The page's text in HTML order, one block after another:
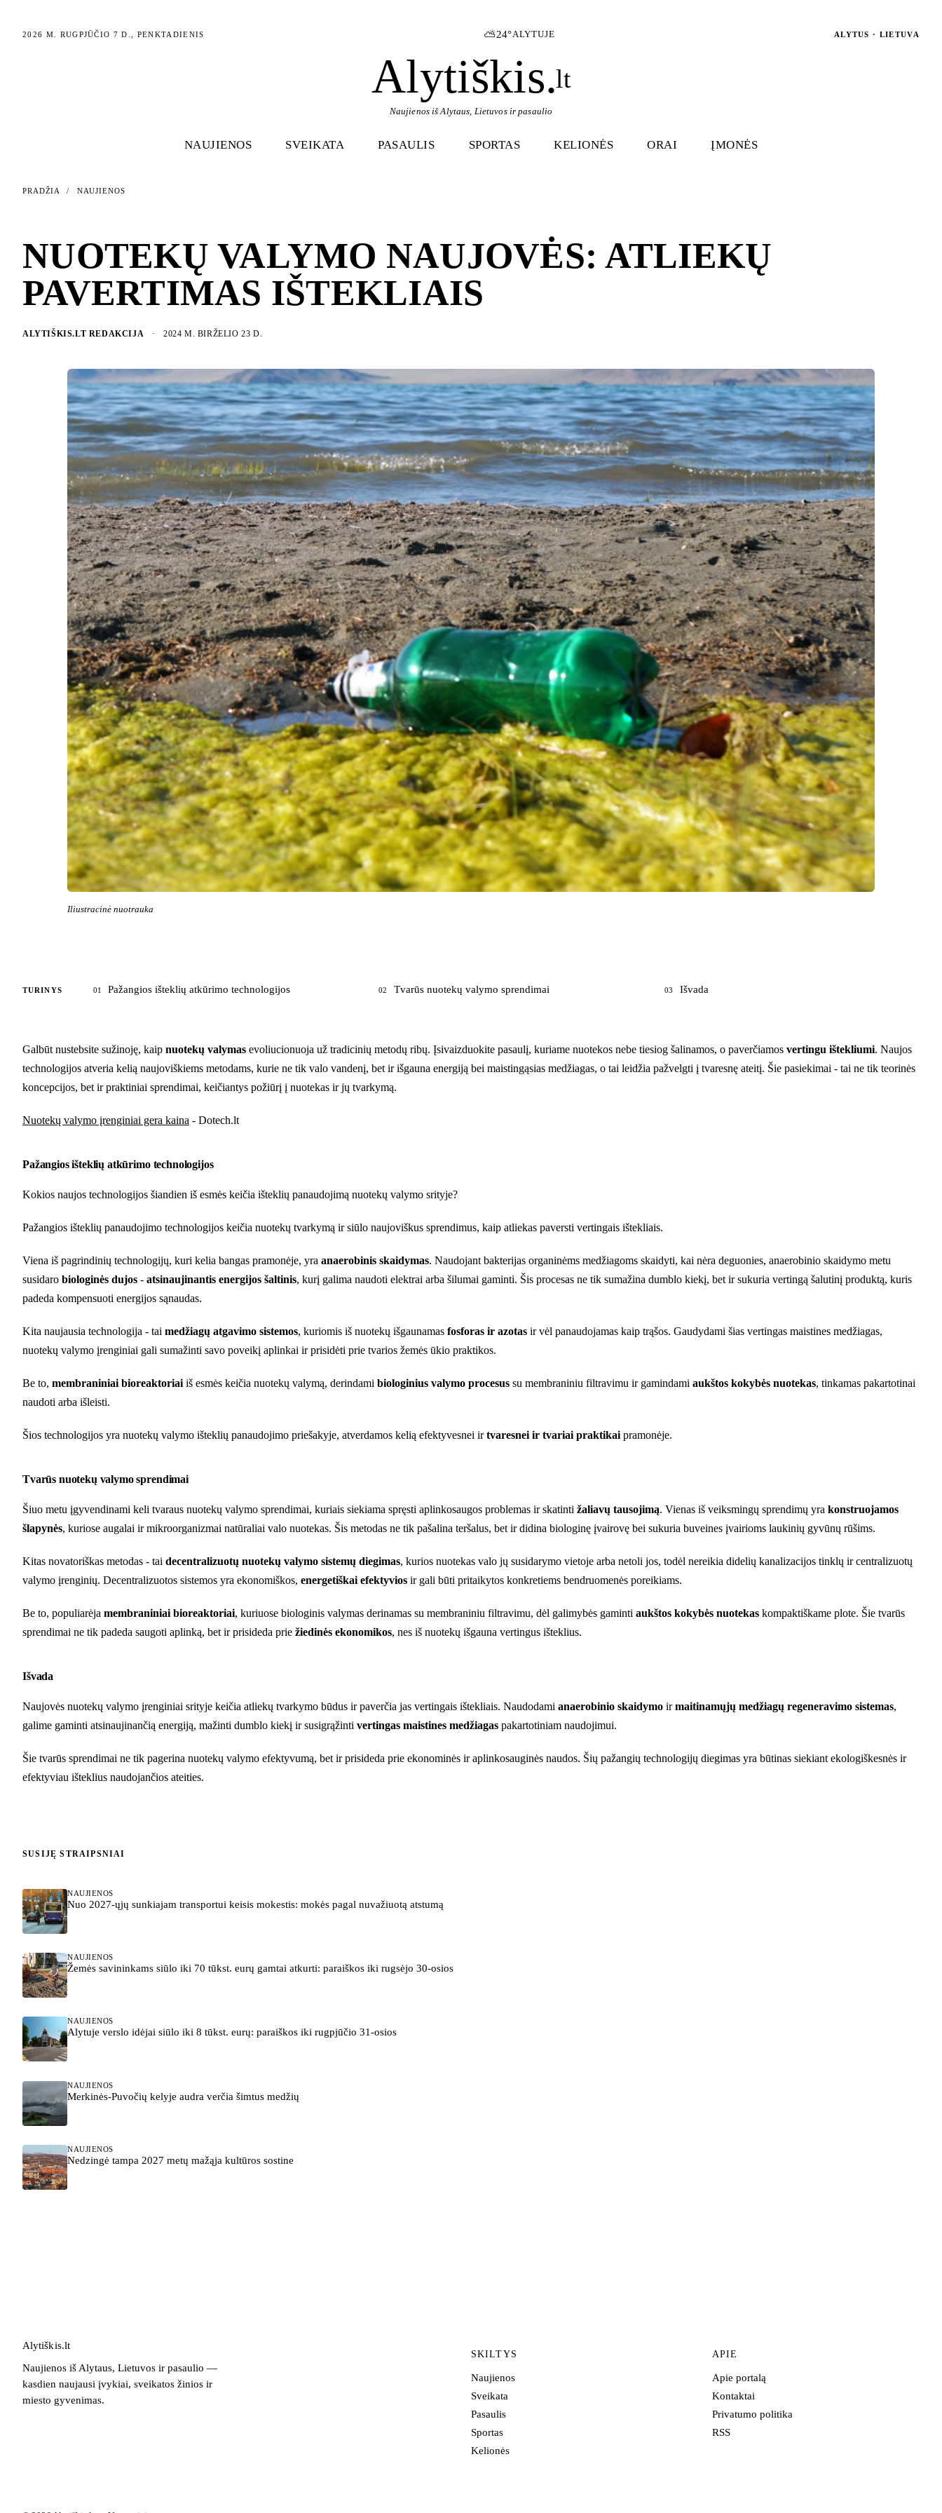
2026 M. RUGPJŪČIO 7 D., PENKTADIENIS ⛅24°ALYTUJE ALYTUS · LIETUVA
Alytiškis.lt
Naujienos iš Alytaus, Lietuvos ir pasaulio
NAUJIENOS SVEIKATA PASAULIS SPORTAS KELIONĖS ORAI ĮMONĖS
PRADŽIA / NAUJIENOS
NUOTEKŲ VALYMO NAUJOVĖS: ATLIEKŲ
PAVERTIMAS IŠTEKLIAIS
ALYTIŠKIS.LT REDAKCIJA · 2024 M. BIRŽELIO 23 D.
Iliustracinė nuotrauka
TURINYS 01 Pažangios išteklių atkūrimo technologijos 02 Tvarūs nuotekų valymo sprendimai 03 Išvada
Galbūt nustebsite sužinoję, kaip nuotekų valymas evoliucionuoja už tradicinių metodų ribų. Įsivaizduokite pasaulį, kuriame nuotekos nebe tiesiog šalinamos, o paverčiamos vertingu ištekliumi. Naujos
technologijos atveria kelią naujoviškiems metodams, kurie ne tik valo vandenį, bet ir išgauna energiją bei maistingąsias medžiagas, o tai leidžia pažvelgti į tvaresnę ateitį. Šie pasiekimai - tai ne tik teorinės
koncepcijos, bet ir praktiniai sprendimai, keičiantys požiūrį į nuotekas ir jų tvarkymą.
Nuotekų valymo įrenginiai gera kaina - Dotech.lt
Pažangios išteklių atkūrimo technologijos
Kokios naujos technologijos šiandien iš esmės keičia išteklių panaudojimą nuotekų valymo srityje?
Pažangios išteklių panaudojimo technologijos keičia nuotekų tvarkymą ir siūlo naujoviškus sprendimus, kaip atliekas paversti vertingais ištekliais.
Viena iš pagrindinių technologijų, kuri kelia bangas pramonėje, yra anaerobinis skaidymas. Naudojant bakterijas organinėms medžiagoms skaidyti, kai nėra deguonies, anaerobinio skaidymo metu
susidaro biologinės dujos - atsinaujinantis energijos šaltinis, kurį galima naudoti elektrai arba šilumai gaminti. Šis procesas ne tik sumažina dumblo kiekį, bet ir sukuria vertingą šalutinį produktą, kuris
padeda kompensuoti energijos sąnaudas.
Kita naujausia technologija - tai medžiagų atgavimo sistemos, kuriomis iš nuotekų išgaunamas fosforas ir azotas ir vėl panaudojamas kaip trąšos. Gaudydami šias vertingas maistines medžiagas,
nuotekų valymo įrenginiai gali sumažinti savo poveikį aplinkai ir prisidėti prie tvarios žemės ūkio praktikos.
Be to, membraniniai bioreaktoriai iš esmės keičia nuotekų valymą, derindami biologinius valymo procesus su membraniniu filtravimu ir gamindami aukštos kokybės nuotekas, tinkamas pakartotinai
naudoti arba išleisti.
Šios technologijos yra nuotekų valymo išteklių panaudojimo priešakyje, atverdamos kelią efektyvesnei irtvaresnei ir tvariai praktikai pramonėje.
Tvarūs nuotekų valymo sprendimai
Šiuo metu įgyvendinami keli tvaraus nuotekų valymo sprendimai, kuriais siekiama spręsti aplinkosaugos problemas ir skatinti žaliavų tausojimą. Vienas iš veiksmingų sprendimų yra konstruojamos
šlapynės, kuriose augalai ir mikroorganizmai natūraliai valo nuotekas. Šis metodas ne tik pašalina teršalus, bet ir didina biologinę įvairovę bei sukuria buveines įvairioms laukinių gyvūnų rūšims.
Kitas novatoriškas metodas - tai decentralizuotų nuotekų valymo sistemų diegimas, kurios nuotekas valo jų susidarymo vietoje arba netoli jos, todėl nereikia didelių kanalizacijos tinklų ir centralizuotų
valymo įrenginių. Decentralizuotos sistemos yra ekonomiškos, energetiškai efektyvios ir gali būti pritaikytos konkretiems bendruomenės poreikiams.
Be to, populiarėja membraniniai bioreaktoriai, kuriuose biologinis valymas derinamas su membraniniu filtravimu, dėl galimybės gaminti aukštos kokybės nuotekas kompaktiškame plote. Šie tvarūs
sprendimai ne tik padeda saugoti aplinką, bet ir prisideda prie žiedinės ekonomikos, nes iš nuotekų išgauna vertingus išteklius.
Išvada
Naujovės nuotekų valymo įrenginiai srityje keičia atliekų tvarkymo būdus ir paverčia jas vertingais ištekliais. Naudodami anaerobinio skaidymo irmaitinamųjų medžiagų regeneravimo sistemas,
galime gaminti atsinaujinančią energiją, mažinti dumblo kiekį ir susigrąžinti vertingas maistines medžiagas pakartotiniam naudojimui.
Šie tvarūs sprendimai ne tik pagerina nuotekų valymo efektyvumą, bet ir prisideda prie ekonominės ir aplinkosauginės naudos. Šių pažangių technologijų diegimas yra būtinas siekiant ekologiškesnės ir
efektyviau išteklius naudojančios ateities.
SUSIJĘ STRAIPSNIAI
NAUJIENOS
Nuo 2027-ųjų sunkiajam transportui keisis mokestis: mokės pagal nuvažiuotą atstumą
NAUJIENOS
Žemės savininkams siūlo iki 70 tūkst. eurų gamtai atkurti: paraiškos iki rugsėjo 30-osios
NAUJIENOS
Alytuje verslo idėjai siūlo iki 8 tūkst. eurų: paraiškos iki rugpjūčio 31-osios
NAUJIENOS
Merkinės-Puvočių kelyje audra verčia šimtus medžių
NAUJIENOS
Nedzingė tampa 2027 metų mažąja kultūros sostine
Alytiškis.lt
Naujienos iš Alytaus, Lietuvos ir pasaulio —
kasdien naujausi įvykiai, sveikatos žinios ir
miesto gyvenimas.
SKILTYS
Naujienos
Sveikata
Pasaulis
Sportas
Kelionės
APIE
Apie portalą
Kontaktai
Privatumo politika
RSS